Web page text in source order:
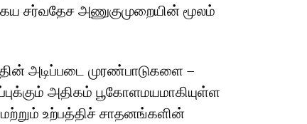
சர்வதேச அணுகுமுறையின் மூலம்
அடிப்படை முரண்பாடுகளை –
அதிகம் பூகோளமயமாகியுள்ள
உற்பத்திச் சாதனங்களின்